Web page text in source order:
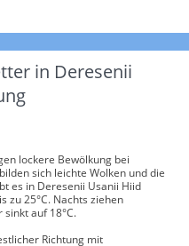
in Deresenii
lockere Bewölkung bei
sich leichte Wolken und die
es in Deresenii Usanii Hiid
zu 25°C. Nachts ziehen
auf 18°C.
Richtung mit